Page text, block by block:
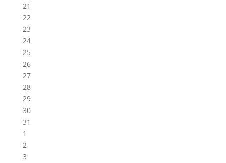
21
22
23
24
25
26
27
28
29
30
31
1
2
3